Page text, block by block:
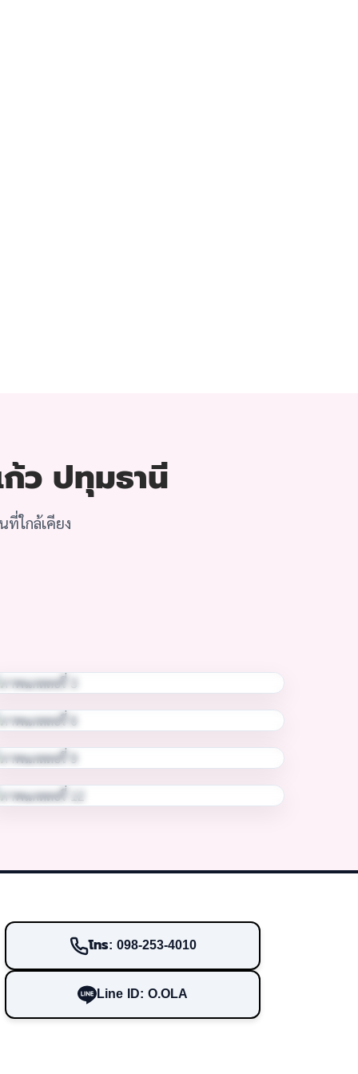
ว ปทุมธานี
ใกล้เคียง
โทร: 098-253-4010
Line ID: O.OLA